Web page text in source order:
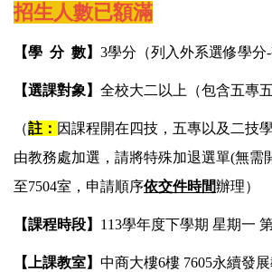
招生人數已額滿
【學 分 數】 3學分 （列入外系選修學分-
【選課對象 】 全校大二以上（包含五專
（註： 因課程開在四技，五專以及二技
由教務處加選，請將特殊加退選單(無需
至7504室，申請順序依交件時間辦理）
【課程時段】 113學年度下學期 星期一
【上課教室】 中商大樓6樓 7605永續發